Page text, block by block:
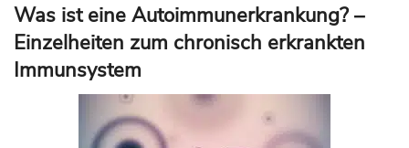
Was ist eine Autoimmunerkrankung? –
Einzelheiten zum chronisch erkrankten
Immunsystem